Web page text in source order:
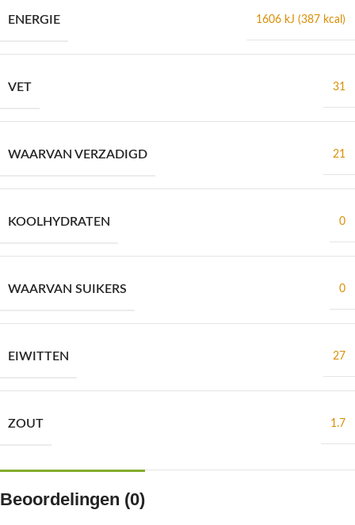
ENERGIE 1606 kJ (387 kcal)
VET 31
WAARVAN VERZADIGD 21
KOOLHYDRATEN 0
WAARVAN SUIKERS 0
EIWITTEN 27
ZOUT 1.7
Beoordelingen (0)